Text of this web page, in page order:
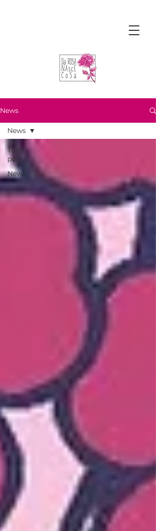
News
Tutti i
post
News
News